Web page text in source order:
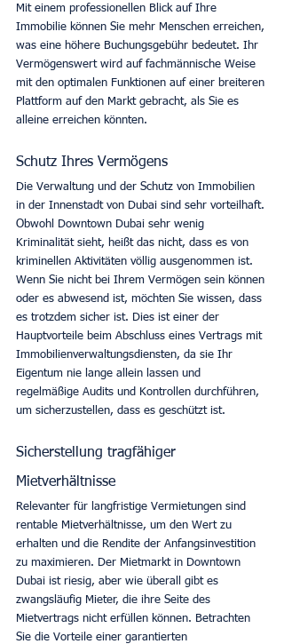
Mit einem professionellen Blick auf Ihre
Immobilie können Sie mehr Menschen erreichen,
was eine höhere Buchungsgebühr bedeutet. Ihr
Vermögenswert wird auf fachmännische Weise
mit den optimalen Funktionen auf einer breiteren
Plattform auf den Markt gebracht, als Sie es
alleine erreichen könnten.
Schutz Ihres Vermögens
Die Verwaltung und der Schutz von Immobilien
in der Innenstadt von Dubai sind sehr vorteilhaft.
Obwohl Downtown Dubai sehr wenig
Kriminalität sieht, heißt das nicht, dass es von
kriminellen Aktivitäten völlig ausgenommen ist.
Wenn Sie nicht bei Ihrem Vermögen sein können
oder es abwesend ist, möchten Sie wissen, dass
es trotzdem sicher ist. Dies ist einer der
Hauptvorteile beim Abschluss eines Vertrags mit
Immobilienverwaltungsdiensten, da sie Ihr
Eigentum nie lange allein lassen und
regelmäßige Audits und Kontrollen durchführen,
um sicherzustellen, dass es geschützt ist.
Sicherstellung tragfähiger
Mietverhältnisse
Relevanter für langfristige Vermietungen sind
rentable Mietverhältnisse, um den Wert zu
erhalten und die Rendite der Anfangsinvestition
zu maximieren. Der Mietmarkt in Downtown
Dubai ist riesig, aber wie überall gibt es
zwangsläufig Mieter, die ihre Seite des
Mietvertrags nicht erfüllen können. Betrachten
Sie die Vorteile einer garantierten